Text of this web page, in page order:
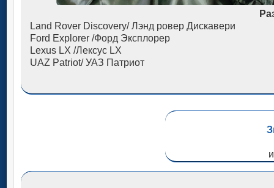
Land Rover Discovery/ Лэнд ровер Дискавери
Ford Explorer /Форд Эксплорер
Lexus LX /Лексус LX
UAZ Patriot/ УАЗ Патриот